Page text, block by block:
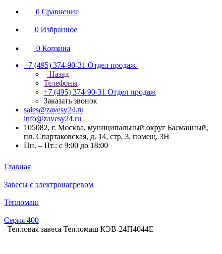
0 Сравнение
0 Избранное
0 Корзина
+7 (495) 374-90-31 Отдел продаж
Назад
Телефоны
+7 (495) 374-90-31 Отдел продаж
Заказать звонок
sales@zavesy24.ru
info@zavesy24.ru
105082, г. Москва, муниципальный округ Басманный,
пл. Спартаковская, д. 14, стр. 3, помещ. 3Н
Пн. – Пт.: с 9:00 до 18:00
Главная
Завесы с электронагревом
Тепломаш
Серия 400
Тепловая завеса Тепломаш КЭВ-24П4044E